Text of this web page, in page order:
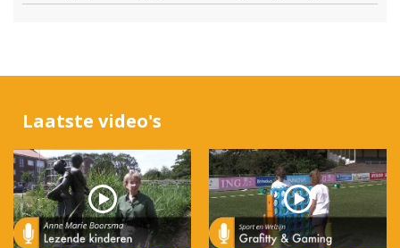
Laatste video's